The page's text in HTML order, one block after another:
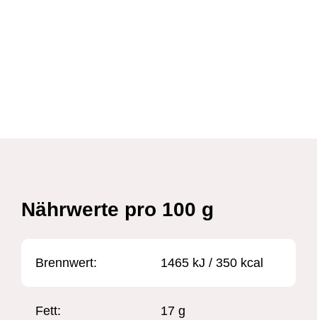
Nährwerte pro 100 g
Brennwert: ​ 1465 kJ / 350 kcal
Fett: 17 g